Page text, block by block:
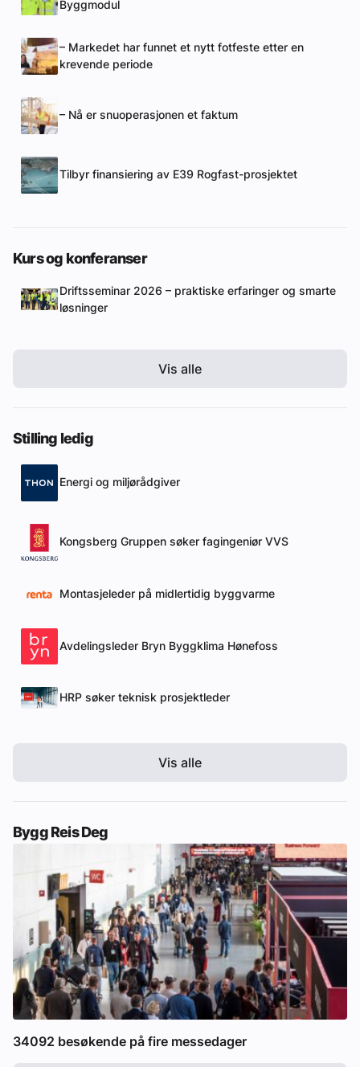
Byggmodul
– Markedet har funnet et nytt fotfeste etter en
krevende periode
– Nå er snuoperasjonen et faktum
Tilbyr finansiering av E39 Rogfast-prosjektet
Kurs og konferanser
Driftsseminar 2026 – praktiske erfaringer og smarte
løsninger
Vis alle
Stilling ledig
Energi og miljørådgiver
Kongsberg Gruppen søker fagingeniør VVS
Montasjeleder på midlertidig byggvarme
Avdelingsleder Bryn Byggklima Hønefoss
HRP søker teknisk prosjektleder
Vis alle
Bygg Reis Deg
34092 besøkende på fire messedager